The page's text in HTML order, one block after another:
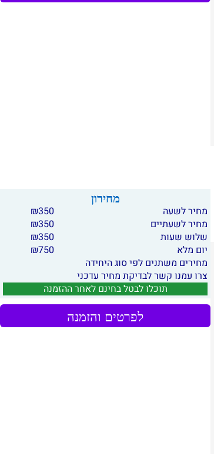
מחירון
מחיר לשעה 350
₪
מחיר לשעתיים
350
₪
שלוש שעות
350
₪
יום מלא
750
₪
מחירים משתנים לפי סוג היחידה
צרו עמנו קשר לבדיקת מחיר עדכני
תוכלו לבטל בחינם לאחר ההזמנה
לפרטים והזמנה